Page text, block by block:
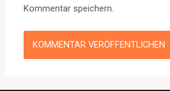
Kommentar speichern.